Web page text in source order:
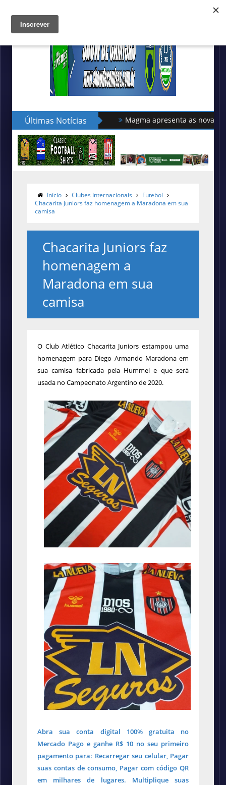
Últimas NotíciasMagma apresenta as novas camisas do
Hummel lança as novas camisas do Le
Início Clubes Internacionais
Futebol
Chacarita Juniors faz homenagem a Maradona em sua
camisa
Chacarita Juniors faz
homenagem a
Maradona em sua
camisa
O Club Atlético Chacarita Juniors estampou uma
homenagem para Diego Armando Maradona em
sua camisa fabricada pela Hummel e que será
usada no Campeonato Argentino de 2020.
Abra sua conta digital 100% gratuita no
Mercado Pago e ganhe R$ 10 no seu primeiro
pagamento para: Recarregar seu celular, Pagar
suas contas de consumo, Pagar com código QR
em milhares de lugares. Multiplique suas